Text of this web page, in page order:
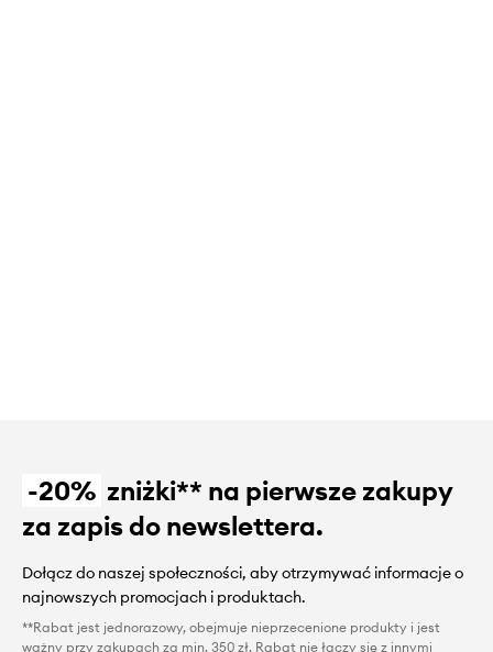
-20% zniżki** na pierwsze zakupy
za zapis do newslettera.
Dołącz do naszej społeczności, aby otrzymywać informacje o
najnowszych promocjach i produktach.
**Rabat jest jednorazowy, obejmuje nieprzecenione produkty i jest
ważny przy zakupach za min. 350 zł. Rabat nie łączy się z innymi